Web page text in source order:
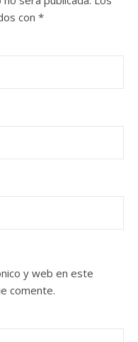
con *
y web en este
comente.